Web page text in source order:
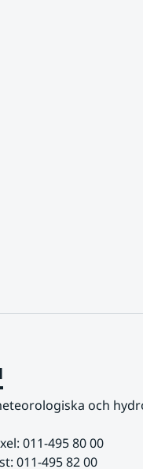
och
011-495 80 00
011-495 82 00